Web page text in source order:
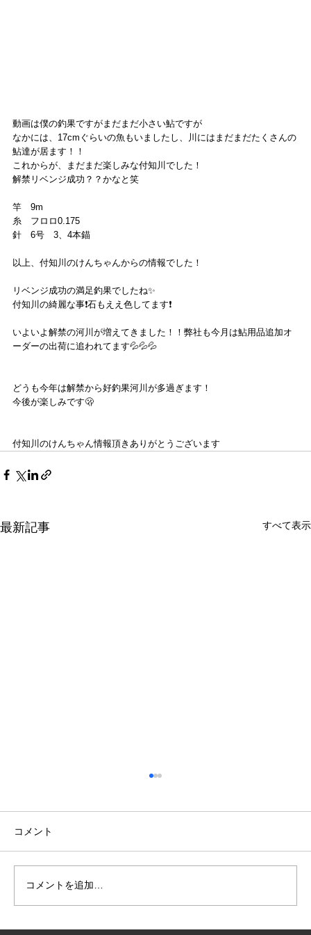
動画は僕の釣果ですがまだまだ小さい鮎ですが
なかには、17cmぐらいの魚もいましたし、川にはまだまだたくさんの
鮎達が居ます！！
これからが、まだまだ楽しみな付知川でした！
解禁リベンジ成功？？かなと笑
竿　9m
糸　フロロ0.175
針　6号　3、4本錨
以上、付知川のけんちゃんからの情報でした！
リベンジ成功の満足釣果でしたね✨
付知川の綺麗な事❗️石もええ色してます❗️
いよいよ解禁の河川が増えてきました！！弊社も今月は鮎用品追加オ
ーダーの出荷に追われてます💦💦💦
どうも今年は解禁から好釣果河川が多過ぎます！
今後が楽しみです🫢
付知川のけんちゃん情報頂きありがとうございます
最新記事 すべて表示
仁淀川での撮影＆社員研修友釣り遠征！
コメント
コメントを追加…